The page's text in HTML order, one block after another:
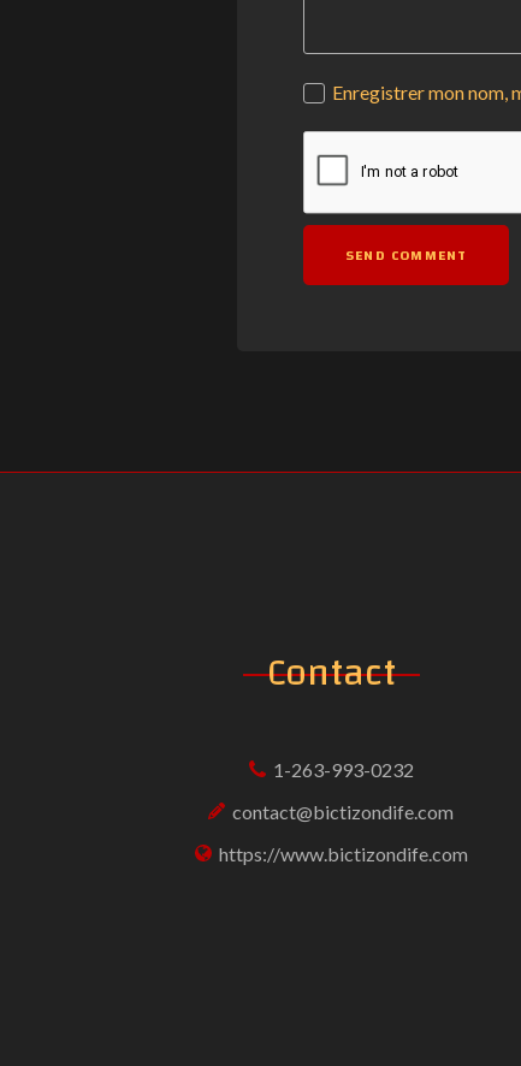
Enregistrer mon nom,
Contact
1-263-993-0232
contact@bictizondife.com
https://www.bictizondife.com